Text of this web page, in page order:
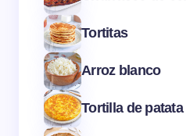
Tortitas
Arroz blanco
Tortilla de patata